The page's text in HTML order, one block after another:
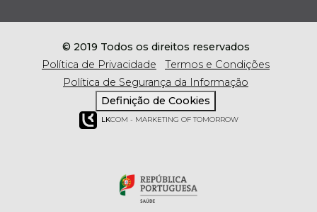
© 2019 Todos os direitos reservados
Política de Privacidade
Termos e Condições
Política de Segurança da Informação
Definição de Cookies
LKCOM - MARKETING OF TOMORROW